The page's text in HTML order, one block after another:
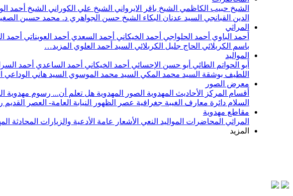
الشيخ حبيب الكاظمي الشيخ باقر الايرواني الشيخ علي الكوراني الشيخ أحمد
الدين القبانجي السيد عدنان البكاء الشيخ حسن الجواهري د. محمد حسين
المراثي
أحمد الباوي أحمد الحلواجي أحمد الخيكاني أحمد السعدي أحمد العويناتي أحمد
باسم الكربلائي الحاج جليل الكربلائي السيد أحمد العلوي المزيد…
المواليد
أبو الحواتم الطائي أبو حسن الإحسائي أحمد الخيكاني أحمد الساعدي أحمد
اللطيف بوشقة السيد محمد المكي السيد محمد الموسوي السيد هاني الوداعي
معرض الصور
أقسام المركز
الأحاديث المهدوية الصور المهدوية هل تعلم أن... رسوم مهدوية
السلام دائرة معارف الغيبة جغرافية عصر الظهور النيابة العامة- العصر القديم
مقاطع مهدوية
المراثي المحاضرات المواليد النعي الأشعار عامة الأدعية والزيارات المحادثة
المزيد
بسم